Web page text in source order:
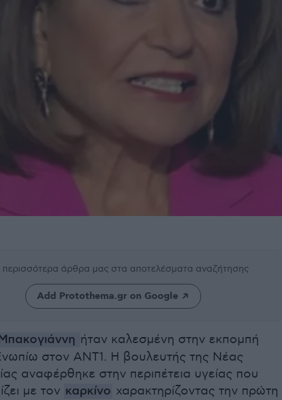
περισσότερα άρθρα μας στα αποτελέσματα αναζήτησης
Add Protothema.gr on Google
ήταν καλεσμένη στην εκπομπή
στον ΑΝΤ1. Η βουλευτής της Νέας
αναφέρθηκε στην περιπέτεια υγείας που
με τον καρκίνο χαρακτηρίζοντας την πρώτη